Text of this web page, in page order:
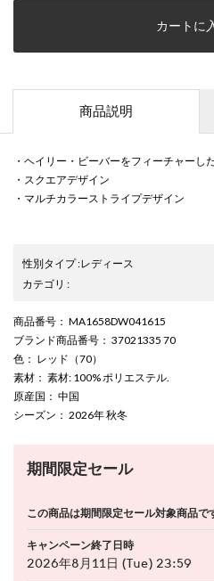
カートに
商品説明
・ヘイリー・ビーバーをフィーチャーし
・スクエアデザイン
・マルチカラーストライプデザイン
性別タイプ:レディース
カテゴリ :
商品番号 ： MA1658DW041615
ブランド商品番号 ： 37021335 70
色 ： レッド（70）
素材 ： 素材: 100% ポリエステル.
原産国 ： 中国
シーズン ： 2026年 秋冬
期間限定セール
この商品は期間限定セール対象商品で
キャンペーン終了日時
2026年8月11日 (Tue) 23:59